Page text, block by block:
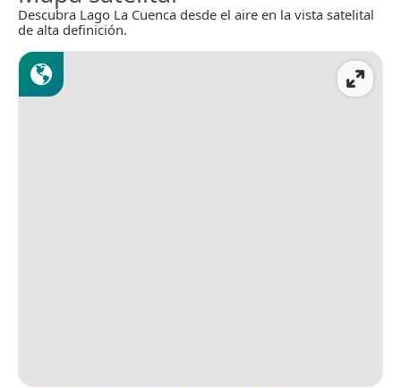
Descubra Lago La Cuenca desde el aire en la vista satelital
de alta definición.